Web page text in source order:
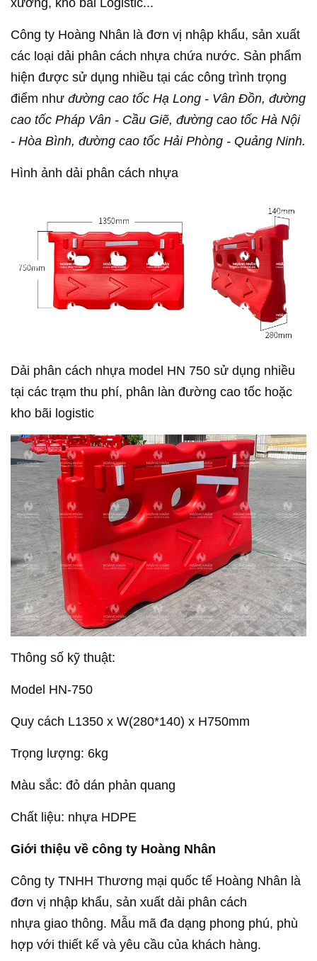
Công ty Hoàng Nhân là đơn vị nhập khẩu, sản xuất
các loại dải phân cách nhựa chứa nước. Sản phẩm
hiện được sử dụng nhiều tại các công trình trọng
điểm như đường cao tốc Hạ Long - Vân Đồn, đường
cao tốc Pháp Vân - Cầu Giẽ, đường cao tốc Hà Nội
- Hòa Bình, đường cao tốc Hải Phòng - Quảng Ninh.
Hình ảnh dải phân cách nhựa
Dải phân cách nhựa model HN 750 sử dụng nhiều
tại các trạm thu phí, phân làn đường cao tốc hoặc
kho bãi logistic
Thông số kỹ thuật:
Model HN-750
Quy cách L1350 x W(280*140) x H750mm
Trọng lượng: 6kg
Màu sắc: đỏ dán phản quang
Chất liệu: nhựa HDPE
Giới thiệu về công ty Hoàng Nhân
Công ty TNHH Thương mại quốc tế Hoàng Nhân là
đơn vị nhập khẩu, sản xuất dải phân cách
nhựa giao thông. Mẫu mã đa dạng phong phú, phù
hợp với thiết kế và yêu cầu của khách hàng.